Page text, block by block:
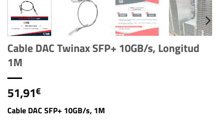
Cable DAC Twinax SFP+ 10GB/s, Longitud
1M
51,91€
Cable DAC SFP+ 10GB/s, 1M